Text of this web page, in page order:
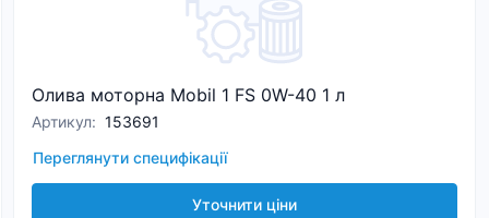
Олива моторна Mobil 1 FS 0W-40 1 л
Артикул: 153691
Переглянути специфікації
Уточнити ціни